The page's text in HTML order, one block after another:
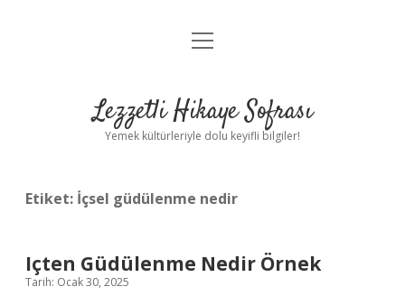
Anasayfa
Yasal Uyarı
menüyü
Lezzetli Hikaye Sofrası
Yemek kültürleriyle dolu keyifli bilgiler!
Etiket: İçsel güdülenme nedir
Içten Güdülenme Nedir Örnek
Tarih: Ocak 30, 2025